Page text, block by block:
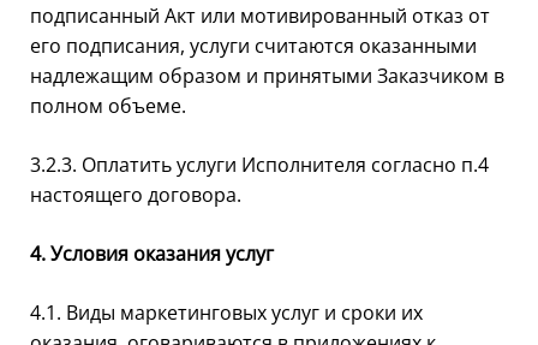
подписанный Акт или мотивированный отказ от
его подписания, услуги считаются оказанными
надлежащим образом и принятыми Заказчиком в
полном объеме.
3.2.3. Оплатить услуги Исполнителя согласно п.4
настоящего договора.
4. Условия оказания услуг
4.1. Виды маркетинговых услуг и сроки их